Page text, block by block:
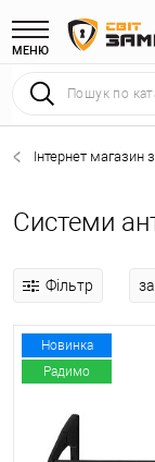
МЕНЮ
Інтернет магазин
Системи
Фільтр
Новинка
Радимо